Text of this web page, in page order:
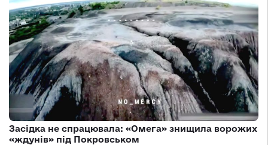
Засідка не спрацювала: «Омега» знищила ворожих
«ждунів» під Покровськом